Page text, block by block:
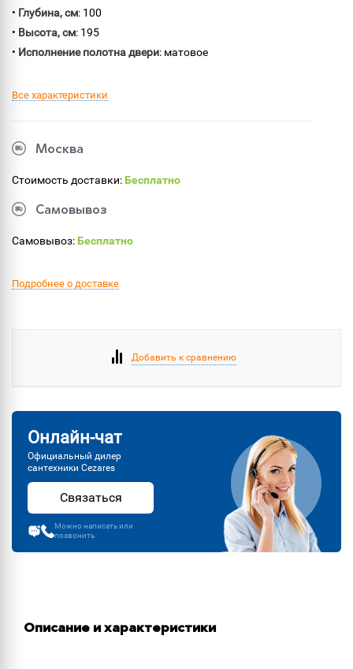
• Глубина, см: 100
• Высота, см: 195
• Исполнение полотна двери: матовое
Все характеристики
Москва
Стоимость доставки:Бесплатно
Самовывоз
Самовывоз:Бесплатно
Подробнее о доставке
Добавить к сравнению
Онлайн-чат
Официальный дилер
сантехники Cezares
Связаться
Можно написать или
позвонить
Описание и характеристики